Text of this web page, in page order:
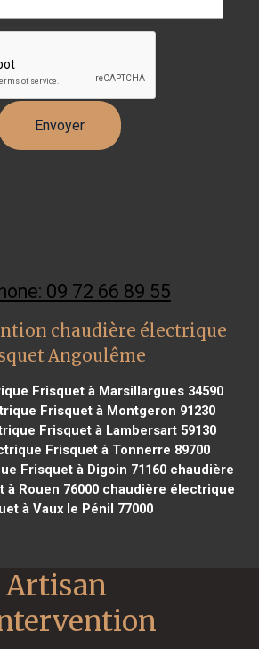
09 72 66 89 55
chaudière électrique
Angoulême
Frisquet à Marsillargues 34590
Frisquet à Montgeron 91230
Frisquet à Lambersart 59130
Frisquet à Tonnerre 89700
Frisquet à Digoin 71160 chaudière
Rouen 76000 chaudière électrique
à Vaux le Pénil 77000
Artisan